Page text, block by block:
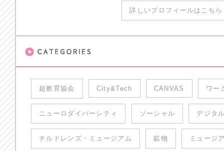
詳しいプロフィールはこち
超教育協会 City&Tech CANVAS ワー
ニューロダイバーシティ ソーシャル デジタ
チルドレンズ・ミュージアム 鉱物 ミュージ